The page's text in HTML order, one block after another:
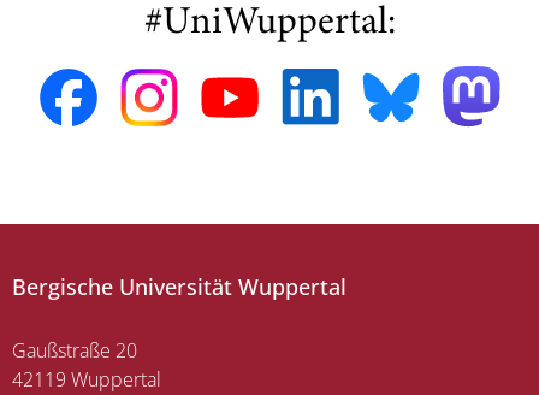
#UniWuppertal:
Bergische Universität Wuppertal
Gaußstraße 20
42119 Wuppertal